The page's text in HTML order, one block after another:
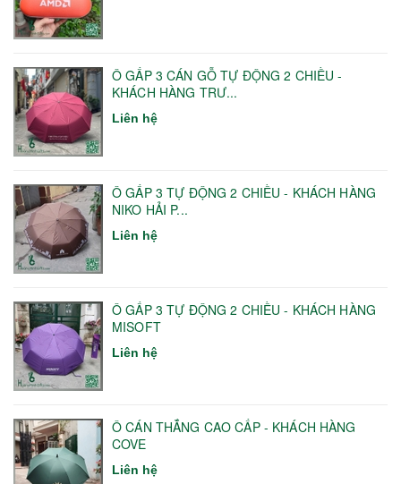
Ô GẤP 3 CÁN GỖ TỰ ĐỘNG 2 CHIỀU -
KHÁCH HÀNG TRƯ...
Liên hệ
Ô GẤP 3 TỰ ĐỘNG 2 CHIỀU - KHÁCH HÀNG
NIKO HẢI P...
Liên hệ
Ô GẤP 3 TỰ ĐỘNG 2 CHIỀU - KHÁCH HÀNG
MISOFT
Liên hệ
Ô CÁN THẲNG CAO CẤP - KHÁCH HÀNG
COVE
Liên hệ